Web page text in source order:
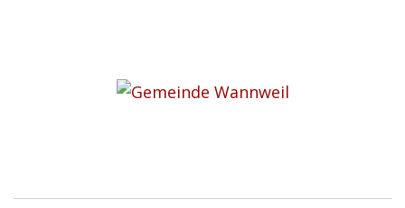
Außerordentliches Testament